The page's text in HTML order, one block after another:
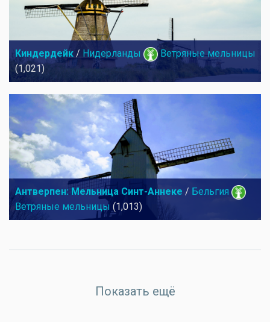
Киндердейк / Нидерланды
Ветряные мельницы
(1,021)
Антверпен: Мельница Синт-Аннеке / Бельгия
Ветряные мельницы (1,013)
Показать ещё